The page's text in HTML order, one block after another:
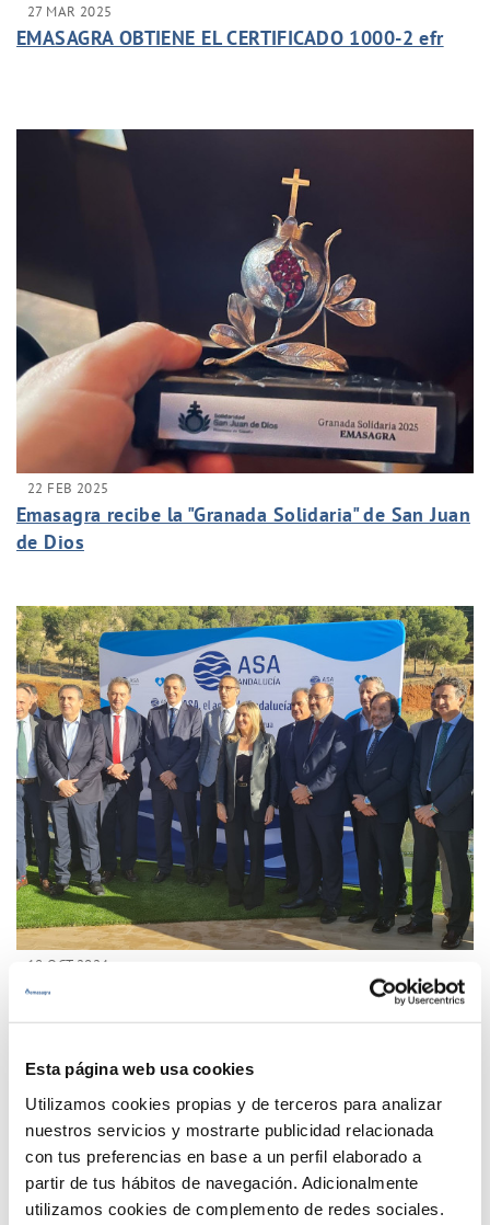
Esta página web usa cookies
Utilizamos cookies propias y de terceros para analizar
nuestros servicios y mostrarte publicidad relacionada
con tus preferencias en base a un perfil elaborado a
partir de tus hábitos de navegación. Adicionalmente
utilizamos cookies de complemento de redes sociales.
27 MAR 2025
EMASAGRA OBTIENE EL CERTIFICADO 1000-2 efr
22 FEB 2025
Emasagra recibe la "Granada Solidaria" de San Juan
de Dios
18 OCT 2024
Las empresas andaluzas de agua analizan en
Granada las claves de un servicio esencial
Página 2 de 33